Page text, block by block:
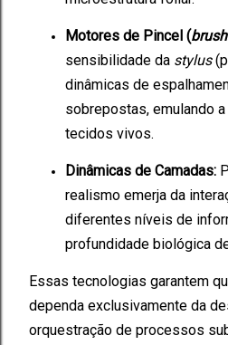
Motores de Pincel (
sensibilidade da stylus
dinâmicas de
sobrepostas, emulando
tecidos vivos.
Dinâmicas de Camadas:
realismo emerja da
diferentes níveis de
profundidade biológica
Essas tecnologias garantem
dependa exclusivamente da
orquestração de processos